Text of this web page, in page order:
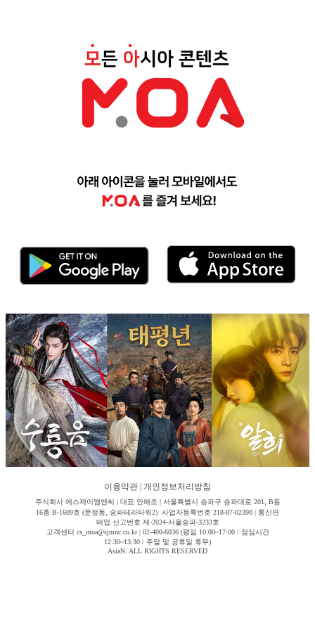
이용약관 개인정보처리방침
주식회사 에스제이엠엔씨 | 대표 안해조 | 서울특별시 송파구 송파대로 201, B동
16층 B-1609호 (문정동, 송파테라타워2) 사업자등록번호 218-87-02390 | 통신판
매업 신고번호 제-2024-서울송파-3233호
고객센터 cs_moa@sjmnc.co.kr | 02-400-6036 (평일 10:00~17:00 / 점심시간
12:30~13:30 / 주말 및 공휴일 휴무)
AsiaN. ALL RIGHTS RESERVED